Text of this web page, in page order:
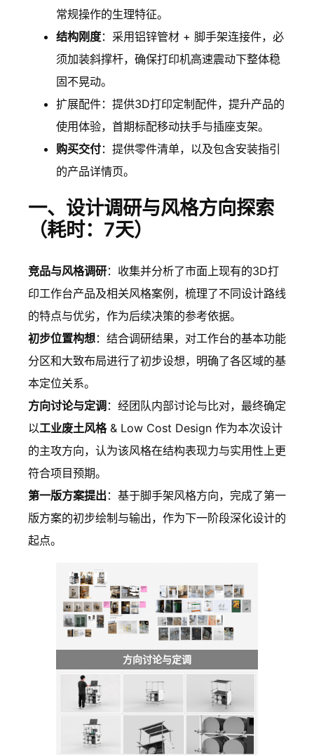
常规操作的生理特征。
结构刚度：采用铝锌管材 + 脚手架连接件，必
须加装斜撑杆，确保打印机高速震动下整体稳
固不晃动。
扩展配件：提供3D打印定制配件，提升产品的
使用体验，首期标配移动扶手与插座支架。
购买交付：提供零件清单，以及包含安装指引
的产品详情页。
一、设计调研与风格方向探索
（耗时：7天）
竞品与风格调研：收集并分析了市面上现有的3D打
印工作台产品及相关风格案例，梳理了不同设计路线
的特点与优劣，作为后续决策的参考依据。
初步位置构想：结合调研结果，对工作台的基本功能
分区和大致布局进行了初步设想，明确了各区域的基
本定位关系。
方向讨论与定调 ：经团队内部讨论与比对，最终确定
以工业废土风格& Low Cost Design 作为本次设计
的主攻方向，认为该风格在结构表现力与实用性上更
符合项目预期。
第一版方案提出：基于脚手架风格方向，完成了第一
版方案的初步绘制与输出，作为下一阶段深化设计的
起点。
方向讨论与定调